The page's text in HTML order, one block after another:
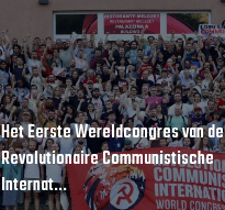
Het Eerste Wereldcongres van de
Revolutionaire Communistische
Internat...